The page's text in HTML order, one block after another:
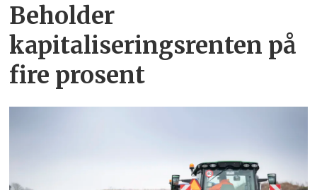
Beholder
kapitaliserings­renten på
fire prosent